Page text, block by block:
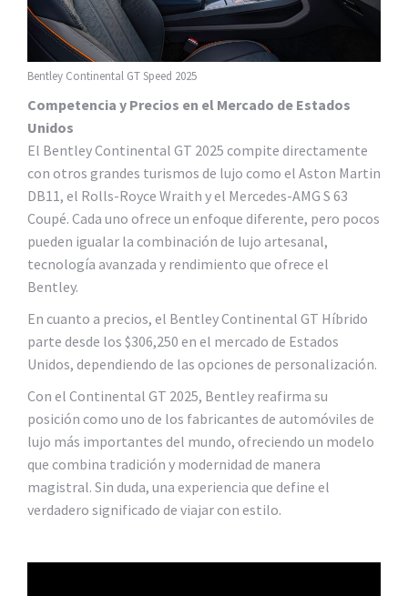
Bentley Continental GT Speed 2025
Competencia y Precios en el Mercado de Estados
Unidos
El Bentley Continental GT 2025 compite directamente
con otros grandes turismos de lujo como el Aston Martin
DB11, el Rolls-Royce Wraith y el Mercedes-AMG S 63
Coupé. Cada uno ofrece un enfoque diferente, pero pocos
pueden igualar la combinación de lujo artesanal,
tecnología avanzada y rendimiento que ofrece el
Bentley.
En cuanto a precios, el Bentley Continental GT Híbrido
parte desde los $306,250 en el mercado de Estados
Unidos, dependiendo de las opciones de personalización.
Con el Continental GT 2025, Bentley reafirma su
posición como uno de los fabricantes de automóviles de
lujo más importantes del mundo, ofreciendo un modelo
que combina tradición y modernidad de manera
magistral. Sin duda, una experiencia que define el
verdadero significado de viajar con estilo.